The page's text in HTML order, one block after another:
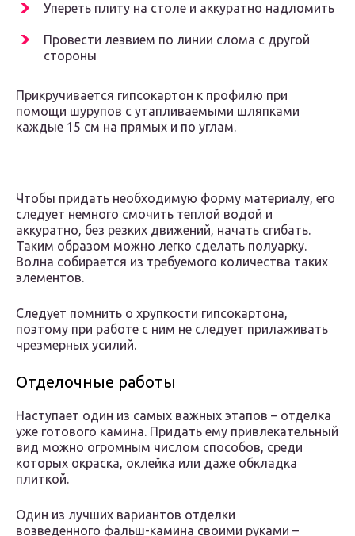
Упереть плиту на столе и аккуратно надломить
Провести лезвием по линии слома с другой
стороны
Прикручивается гипсокартон к профилю при
помощи шурупов с утапливаемыми шляпками
каждые 15 см на прямых и по углам.
Чтобы придать необходимую форму материалу, его
следует немного смочить теплой водой и
аккуратно, без резких движений, начать сгибать.
Таким образом можно легко сделать полуарку.
Волна собирается из требуемого количества таких
элементов.
Следует помнить о хрупкости гипсокартона,
поэтому при работе с ним не следует прилаживать
чрезмерных усилий.
Отделочные работы
Наступает один из самых важных этапов – отделка
уже готового камина. Придать ему привлекательный
вид можно огромным числом способов, среди
которых окраска, оклейка или даже обкладка
плиткой.
Один из лучших вариантов отделки
возведенного фальш-камина своими руками –